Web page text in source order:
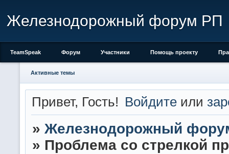
Железнодорожный форум РП
TeamSpeak Форум Участники Помощь проекту
Активные темы
Привет, Гость! Войдите или
» Железнодорожный
» Проблема со стрелкой